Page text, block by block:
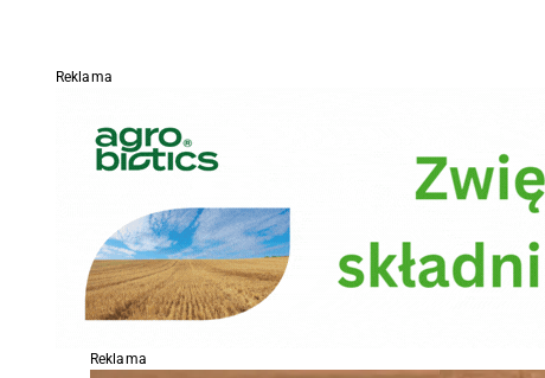
Reklama
Reklama